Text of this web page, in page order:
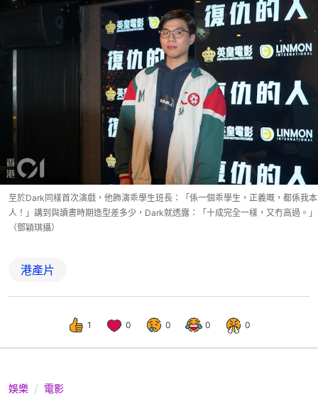
至於Dark同樣首次演戲，他飾演乖學生班長：「係一個乖學生，正義嘅，都係我本
人！」講到與讀書時期造型差多少，Dark就透露：「十成完全一樣，又冇高過。」
（鄧穎琪攝）
港產片
1 0 0 0 0
娛樂 電影